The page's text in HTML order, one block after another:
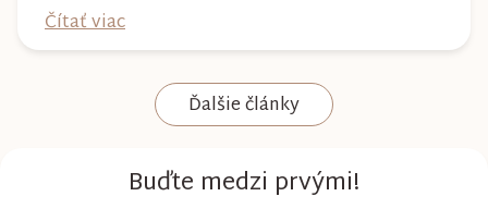
plienke väčšinu dňa, preto by mala poskytovať
nielen spoľahlivú ochranu, ale aj maximálny
komfort a šetrnosť k citlivej pokožke. Plienky
Kim & Kimmy boli vyvinuté s dôrazom na
Čítať viac
Ďalšie články
Buďte medzi prvými!